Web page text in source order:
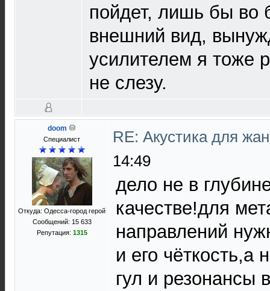
пойдет, лишь бы во
внешний вид,
усилителем я тоже
не слезу.
doom
Специалист
Откуда: Одесса-город герой
Сообщений: 15 633
Репутация: 1315
RE: Акустика для
14:49
дело не в
качестве!для
направлений
и его
гул и резонансы